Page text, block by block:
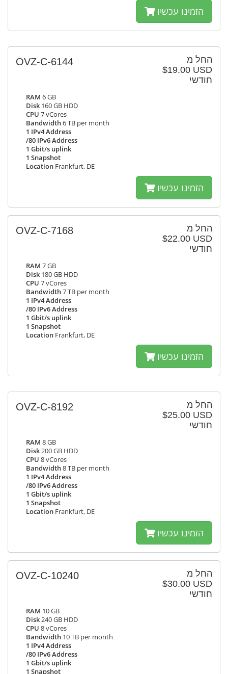
הזמינו עכשיו
החל מ
$19.00 USD
חודשי
OVZ-C-6144
RAM 6 GB
Disk 160 GB HDD
CPU 7 vCores
Bandwidth6 TB per month
1 IPv4 Address
/80 IPv6 Address
1 Gbit/s uplink
1 Snapshot
Location Frankfurt, DE
הזמינו עכשיו
החל מ
$22.00 USD
חודשי
OVZ-C-7168
RAM 7 GB
Disk 180 GB HDD
CPU 7 vCores
Bandwidth7 TB per month
1 IPv4 Address
/80 IPv6 Address
1 Gbit/s uplink
1 Snapshot
Location Frankfurt, DE
הזמינו עכשיו
החל מ
$25.00 USD
חודשי
OVZ-C-8192
RAM 8 GB
Disk200 GB HDD
CPU 8 vCores
Bandwidth8 TB per month
1 IPv4 Address
/80 IPv6 Address
1 Gbit/s uplink
1 Snapshot
Location Frankfurt, DE
הזמינו עכשיו
החל מ
$30.00 USD
חודשי
OVZ-C-10240
RAM 10 GB
Disk240 GB HDD
CPU 8 vCores
Bandwidth 10 TB per month
1 IPv4 Address
/80 IPv6 Address
1 Gbit/s uplink
1 Snapshot